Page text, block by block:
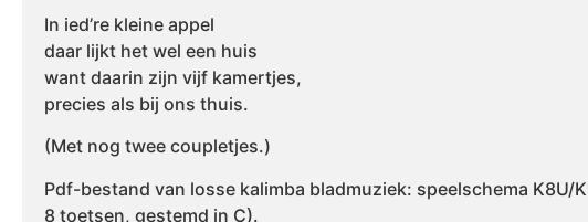
In ied’re kleine appel
daar lijkt het wel een huis
want daarin zijn vijf kamertjes,
precies als bij ons thuis.
(Met nog twee coupletjes.)
Pdf-bestand van losse kalimba bladmuziek: speelschema K8U/
8 toetsen, gestemd in C).